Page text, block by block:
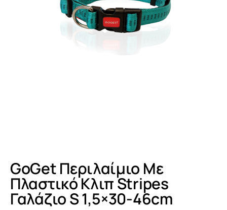
GoGet Περιλαίμιο Με
Πλαστικό Κλιπ Stripes
Γαλάζιο S 1,5×30-46cm